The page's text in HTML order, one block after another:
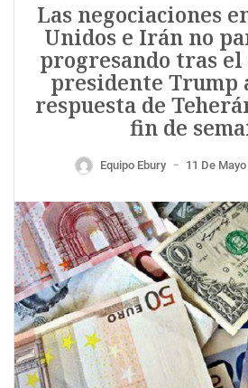
Las negociaciones
Unidos e Irán no
progresando tras el
presidente Trump
respuesta de
fin de
Equipo Ebury — 11 De